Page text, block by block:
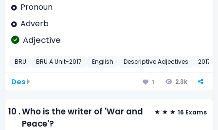
Pronoun
Adverb
Adjective
BRU BRU A Unit-2017 English Descriptive Adjectives 2017
Des 1 2.3k
10 .Who is the writer of 'War and
Peace'?
16 Exams